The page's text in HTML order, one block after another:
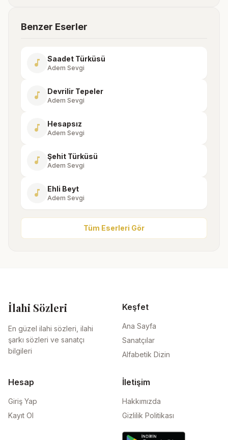
Benzer Eserler
music_note Saadet Türküsü
Adem Sevgi
music_note Devrilir Tepeler
Adem Sevgi
music_note Hesapsız
Adem Sevgi
music_note Şehit Türküsü
Adem Sevgi
music_note Ehli Beyt
Adem Sevgi
Tüm Eserleri Gör
İlahi Sözleri
En güzel ilahi sözleri, ilahi
şarkı sözleri ve sanatçı
bilgileri
Keşfet
Ana Sayfa
Sanatçılar
Alfabetik Dizin
Hesap
Giriş Yap
Kayıt Ol
İletişim
Hakkımızda
Gizlilik Politikası